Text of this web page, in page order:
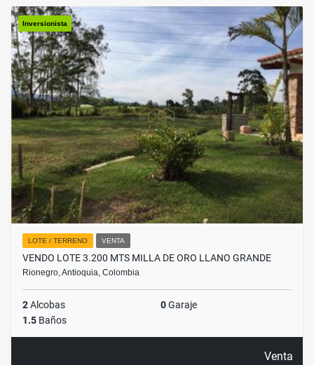
Inversionista
LOTE / TERRENO VENTA
VENDO LOTE 3.200 MTS MILLA DE ORO LLANO GRANDE
Rionegro, Antioquia, Colombia
2Alcobas 0Garaje
1.5 Baños
Venta